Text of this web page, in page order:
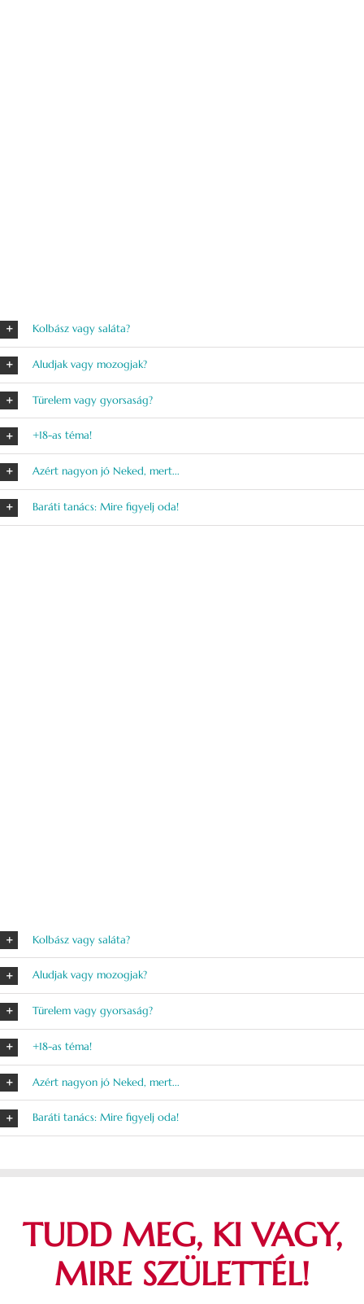
Kolbász vagy saláta?
Aludjak vagy mozogjak?
Türelem vagy gyorsaság?
+18-as téma!
Azért nagyon jó Neked, mert...
Baráti tanács: Mire figyelj oda!
Kolbász vagy saláta?
Aludjak vagy mozogjak?
Türelem vagy gyorsaság?
+18-as téma!
Azért nagyon jó Neked, mert...
Baráti tanács: Mire figyelj oda!
TUDD MEG, KI VAGY,
MIRE SZÜLETTÉL!